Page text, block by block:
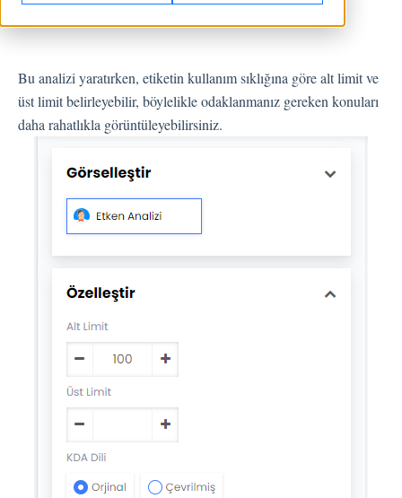
Geri Bildirimler
Spam
Geri Bildirim
Müşteri Yanıtlama
Soru Tipleri S.S.S
Akış Sayfaları
Bu analizi yaratırken, etiketin kullanım sıklığına göre alt limit ve
üst limit belirleyebilir, böylelikle odaklanmanız gereken konuları
daha rahatlıkla görüntüleyebilirsiniz.